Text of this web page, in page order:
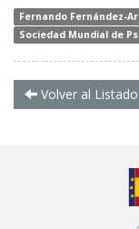
Fernando Fernández-
Sociedad Mundial de
Volver al Listado